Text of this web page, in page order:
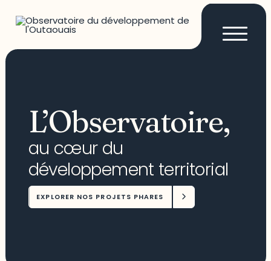
L’Observatoire,
au cœur du
développement territorial
EXPLORER NOS PROJETS PHARES